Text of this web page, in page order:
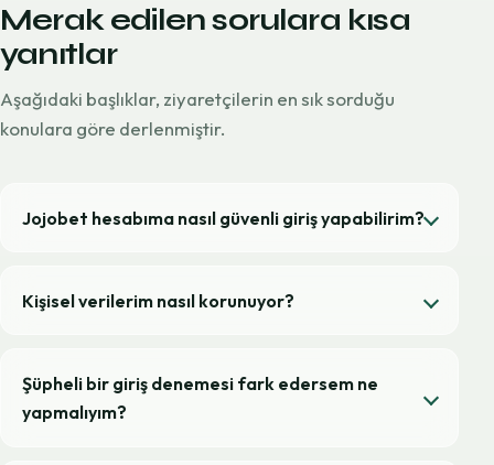
Merak edilen sorulara kısa
yanıtlar
Aşağıdaki başlıklar, ziyaretçilerin en sık sorduğu
konulara göre derlenmiştir.
Jojobet hesabıma nasıl güvenli giriş yapabilirim?
Kişisel verilerim nasıl korunuyor?
Şüpheli bir giriş denemesi fark edersem ne
yapmalıyım?